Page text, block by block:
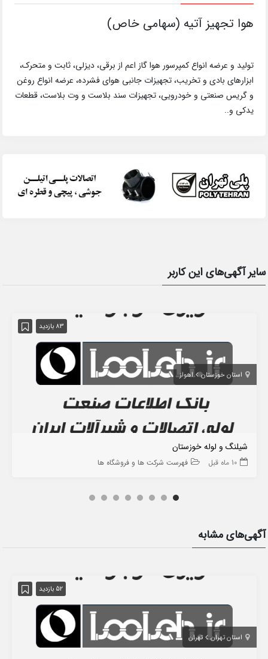
هوا تجهیز آتیه (سهامی خاص)
تولید و عرضه انواع کمپرسور هوا گاز اعم از برقی، دیزلی، ثابت و متحرک،
ابزارهای بادی و تخریب، تجهیزات جانبی هوای فشرده، عرضه انواع روغن
و گریس صنعتی و خودرویی، تجهیزات سند بلاست و وت بلاست، قطعات
یدکی و..
سایر آگهی‌های این کاربر
83 بازدید
استان خوزستان اهواز
شیلنگ و لوله خوزستان
10 ماه قبل فهرست شرکت ها و فروشگاه ها
آگهی‌های مشابه
52 بازدید
استان تهران تهران